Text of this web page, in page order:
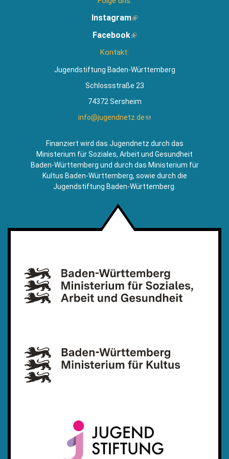
Instagram(Link
extern)
Facebook(Link
Kontakt:
Jugendstiftung Baden-Württemberg
Schlossstraße 23
74372 Sersheim
info@jugendnetz.de(Link
Mail)
Finanziert wird das Jugendnetz durch das
Ministerium für Soziales, Arbeit und Gesundheit
Baden-Württemberg und durch das Ministerium für
Kultus Baden-Württemberg, sowie durch die
Jugendstiftung Baden-Württemberg.